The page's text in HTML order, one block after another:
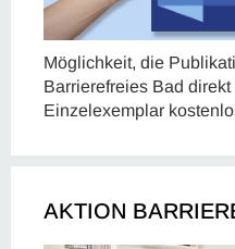
Möglichkeit, die
Barrierefreies Bad
Einzelexemplar
AKTION